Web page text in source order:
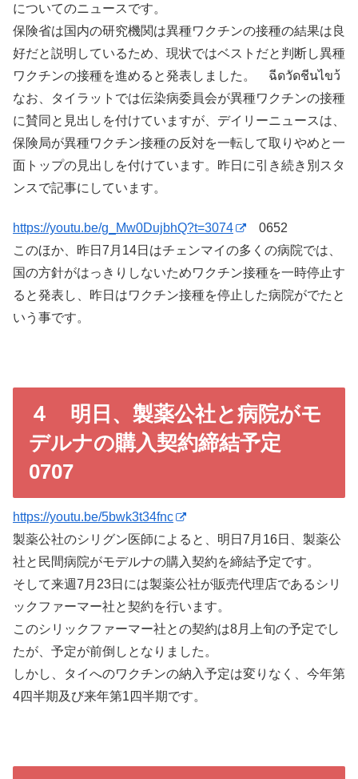
についてのニュースです。
保険省は国内の研究機関は異種ワクチンの接種の結果は良
好だと説明しているため、現状ではベストだと判断し異種
ワクチンの接種を進めると発表しました。 ฉีดวัดชีนไขว้
なお、タイラットでは伝染病委員会が異種ワクチンの接種
に賛同と見出しを付けていますが、デイリーニュースは、
保険局が異種ワクチン接種の反対を一転して取りやめと一
面トップの見出しを付けています。昨日に引き続き別スタ
ンスで記事にしています。
https://youtu.be/g_Mw0DujbhQ?t=3074
0652
このほか、昨日7月14日はチェンマイの多くの病院では、
国の方針がはっきりしないためワクチン接種を一時停止す
ると発表し、昨日はワクチン接種を停止した病院がでたと
いう事です。
４ 明日、製薬公社と病院がモ
デルナの購入契約締結予定
0707
https://youtu.be/5bwk3t34fnc
製薬公社のシリグン医師によると、明日7月16日、製薬公
社と民間病院がモデルナの購入契約を締結予定です。
そして来週7月23日には製薬公社が販売代理店であるシリ
ックファーマー社と契約を行います。
このシリックファーマー社との契約は8月上旬の予定でし
たが、予定が前倒しとなりました。
しかし、タイへのワクチンの納入予定は変りなく、今年第
4四半期及び来年第1四半期です。